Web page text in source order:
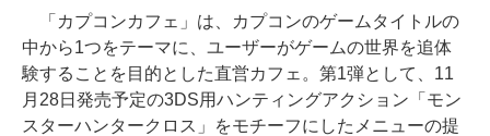
「カプコンカフェ」は、カプコンのゲームタイトルの
中から1つをテーマに、ユーザーがゲームの世界を追体
験することを目的とした直営カフェ。第1弾として、11
月28日発売予定の3DS用ハンティングアクション「モン
スターハンタークロス」をモチーフにしたメニューの提